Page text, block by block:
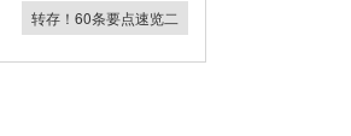
转存！60条要点速览二